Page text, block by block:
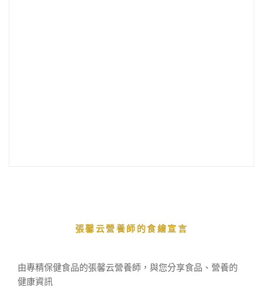
張馨云營養師的食繪宣言
由專精保健食品的張馨云營養師，與您分享食品、營養的
健康資訊